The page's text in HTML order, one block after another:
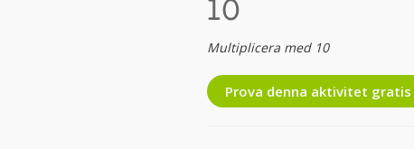
10
Multiplicera med 10
Prova denna aktivitet gratis